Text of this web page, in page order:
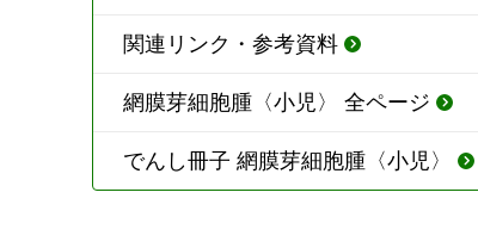
関連リンク・参考資料
網膜芽細胞腫〈小児〉 全ページ
でんし冊子 網膜芽細胞腫〈小児〉